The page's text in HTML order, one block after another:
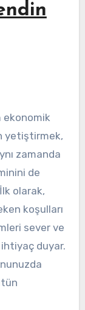
ekonomik
yetiştirmek,
zamanda
de
olarak,
koşulları
sever ve
ihtiyaç duyar.